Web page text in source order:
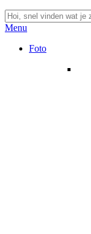
Menu
Foto